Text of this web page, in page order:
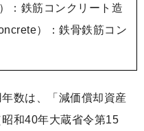
：鉄筋コンクリート造
）：鉄骨鉄筋コン
数は、「減価償却資産
和40年大蔵省令第15